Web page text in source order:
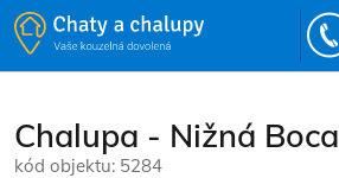
Chalupa - Nižná Boca
kód objektu: 5284